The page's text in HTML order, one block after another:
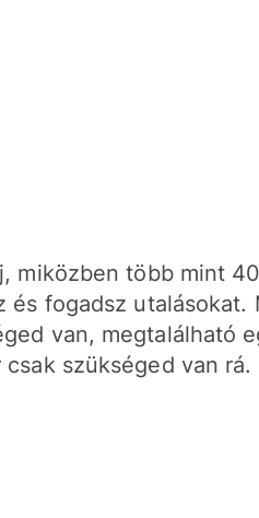
miközben több mint
és fogadsz utalásokat.
van, megtalálható
csak szükséged van rá.